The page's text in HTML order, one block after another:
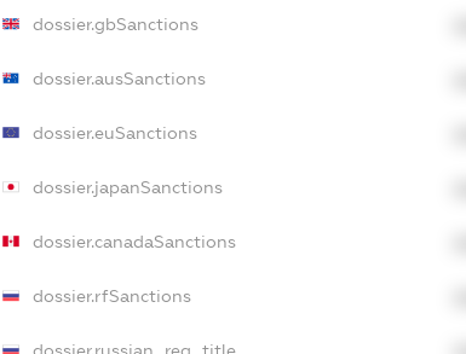
dossier.gbSanctions
dossier.ausSanctions
dossier.euSanctions
dossier.japanSanctions
dossier.canadaSanctions
dossier.rfSanctions